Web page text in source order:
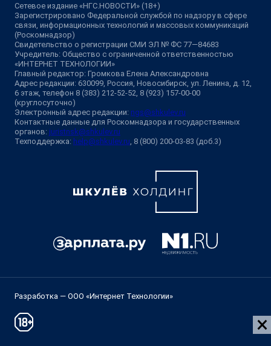
Сетевое издание «НГС.НОВОСТИ» (18+)
Зарегистрировано Федеральной службой по надзору в сфере
связи, информационных технологий и массовых коммуникаций
(Роскомнадзор)
Свидетельство о регистрации СМИ ЭЛ № ФС 77—84683
Учредитель: Общество с ограниченной ответственностью
«ИНТЕРНЕТ ТЕХНОЛОГИИ»
Главный редактор: Громкова Елена Александровна
Адрес редакции: 630099, Россия, Новосибирск, ул. Ленина, д. 12,
6 этаж, телефон 8 (383) 212-52-52, 8 (923) 157-00-00
(круглосуточно)
Электронный адрес редакции: ngs@shkulev.ru
Контактные данные для Роскомнадзора и государственных
органов: juristnsk@shkulev.ru
Техподдержка: help@shkulev.ru , 8 (800) 200-03-83 (доб.3)
Разработка — ООО «Интернет Технологии»